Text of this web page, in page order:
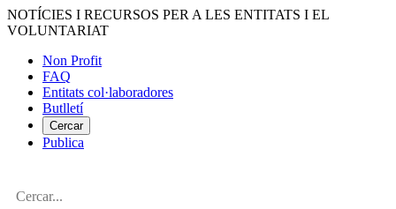
Vés
al
NOTÍCIES I RECURSOS PER A LES ENTITATS I EL
VOLUNTARIAT
Menú
del
compte
d'usuari
Non Profit
FAQ
Entitats col·laboradores
Butlletí
Cercar
Publica
Cerca